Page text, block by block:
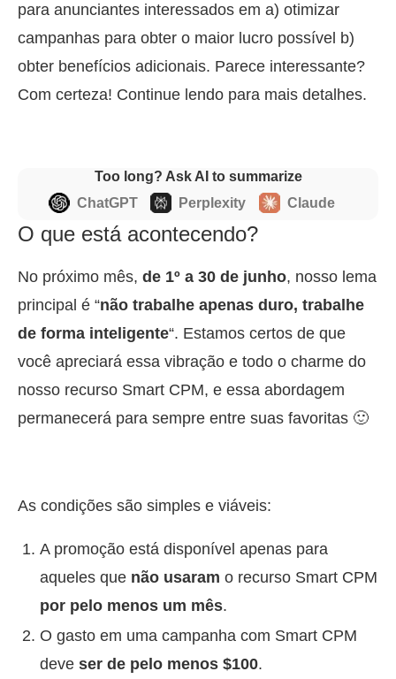
para anunciantes interessados em a) otimizar
campanhas para obter o maior lucro possível b)
obter benefícios adicionais. Parece interessante?
Com certeza! Continue lendo para mais detalhes.
Too long? Ask AI to summarize
ChatGPT
Perplexity Claude
O que está acontecendo?
No próximo mês, de 1º a 30 de junho, nosso lema
principal é “não trabalhe apenas duro, trabalhe
de forma inteligente“. Estamos certos de que
você apreciará essa vibração e todo o charme do
nosso recurso Smart CPM, e essa abordagem
permanecerá para sempre entre suas favoritas 🙂
As condições são simples e viáveis:
A promoção está disponível apenas para
aqueles que não usaram o recurso Smart CPM
por pelo menos um mês.
O gasto em uma campanha com Smart CPM
deve ser de pelo menos $100.